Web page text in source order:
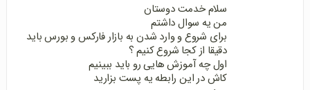
سلام خدمت دوستان
من یه سوال داشتم
برای شروع و وارد شدن به بازار فارکس و بورس باید
دقیقا از کجا شروع کنیم ؟
اول چه آموزش هایی رو باید ببینیم
کاش در این رابطه یه پست بزارید